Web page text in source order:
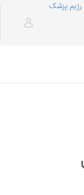
رژیم پزشک